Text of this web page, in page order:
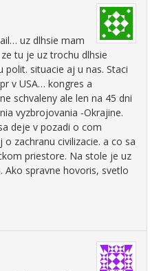
uz dlhsie mam
tu je uz trochu dlhsie
polit. situacie aj u nas. Staci
v USA… kongres a
schvaleny ale len na 45 dni
vyzbrojovania -Okrajine.
deje v pozadi o com
zachranu civilizacie. a co sa
priestore. Na stole je uz
Ako spravne hovoris, svetlo